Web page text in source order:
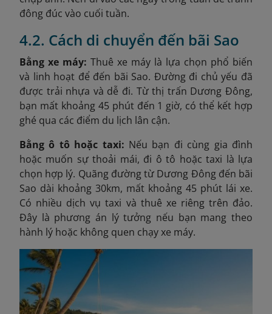
đông đúc vào cuối tuần.
4.2. Cách di chuyển đến bãi Sao
Bằng xe máy: Thuê xe máy là lựa chọn phổ biến
và linh hoạt để đến bãi Sao. Đường đi chủ yếu đã
được trải nhựa và dễ đi. Từ thị trấn Dương Đông,
bạn mất khoảng 45 phút đến 1 giờ, có thể kết hợp
ghé qua các điểm du lịch lân cận.
Bằng ô tô hoặc taxi: Nếu bạn đi cùng gia đình
hoặc muốn sự thoải mái, đi ô tô hoặc taxi là lựa
chọn hợp lý. Quãng đường từ Dương Đông đến bãi
Sao dài khoảng 30km, mất khoảng 45 phút lái xe.
Có nhiều dịch vụ taxi và thuê xe riêng trên đảo.
Đây là phương án lý tưởng nếu bạn mang theo
hành lý hoặc không quen chạy xe máy.